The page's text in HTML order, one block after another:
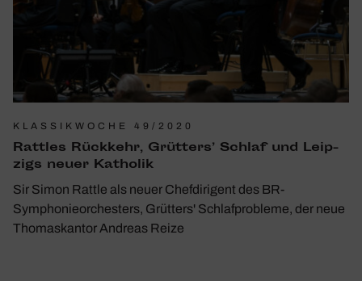
KLASSIKWOCHE 49/2020
Rattles Rück­kehr, Grüt­ters’ Schlaf und Leip­
zigs neuer Katholik
Sir Simon Rattle als neuer Chefdirigent des BR-
Symphonieorchesters, Grütters' Schlafprobleme, der neue
Thomaskantor Andreas Reize